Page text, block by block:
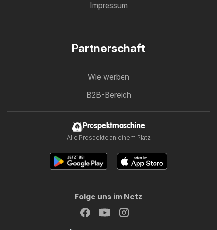
Impressum
Partnerschaft
Wie werben
B2B-Bereich
Prospektmaschine
Alle Prospekte an einem Platz
Folge uns im Netz